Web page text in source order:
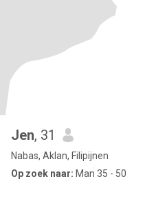
Jen, 31
Nabas, Aklan, Filipijnen
Op zoek naar: Man 35 - 50